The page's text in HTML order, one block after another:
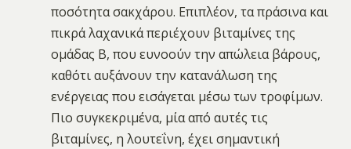
ποσότητα σακχάρου. Επιπλέον, τα πράσινα και
πικρά λαχανικά περιέχουν βιταμίνες της
ομάδας Β, που ευνοούν την απώλεια βάρους,
καθότι αυξάνουν την κατανάλωση της
ενέργειας που εισάγεται μέσω των τροφίμων.
Πιο συγκεκριμένα, μία από αυτές τις
βιταμίνες, η λουτεΐνη, έχει σημαντική